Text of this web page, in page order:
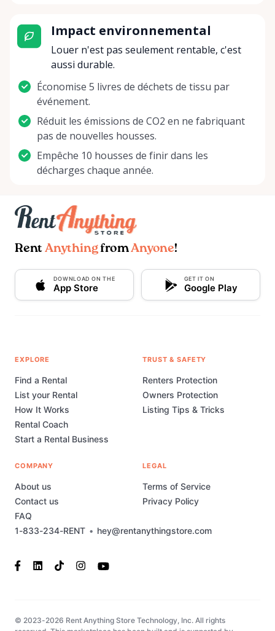
Impact environnemental
Louer n'est pas seulement rentable, c'est
aussi durable.
Économise 5 livres de déchets de tissu par
événement.
Réduit les émissions de CO2 en ne fabriquant
pas de nouvelles housses.
Empêche 10 housses de finir dans les
décharges chaque année.
Rent AnythingfromAnyone!
DOWNLOAD ON THE
App Store
GET IT ON
Google Play
1-833-234-RENT • hey@rentanythingstore.com
EXPLORE
Find a Rental
List your Rental
How It Works
Rental Coach
Start a Rental Business
TRUST & SAFETY
Renters Protection
Owners Protection
Listing Tips & Tricks
COMPANY
About us
Contact us
FAQ
LEGAL
Terms of Service
Privacy Policy
© 2023-2026 Rent Anything Store Technology, Inc. All rights